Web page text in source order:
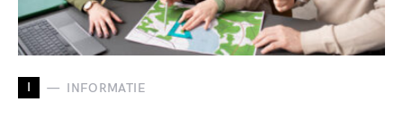
I INFORMATIE